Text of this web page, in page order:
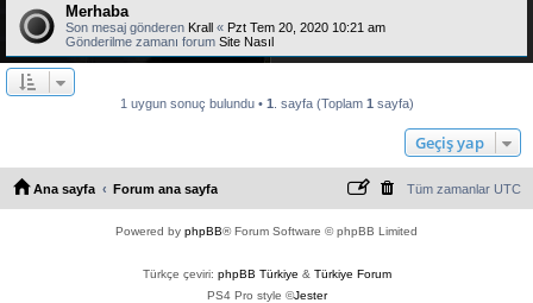
Merhaba
Son mesaj gönderen Krall « Pzt Tem 20, 2020 10:21 am
Gönderilme zamanı forum Site Nasıl
1 uygun sonuç bulundu • 1 . sayfa (Toplam 1 sayfa)
Geçiş yap
Ana sayfa Forum ana sayfa Tüm zamanlar UTC
Powered by phpBB® Forum Software © phpBB Limited
Türkçe çeviri: phpBB Türkiye & Türkiye Forum
PS4 Pro style ©Jester